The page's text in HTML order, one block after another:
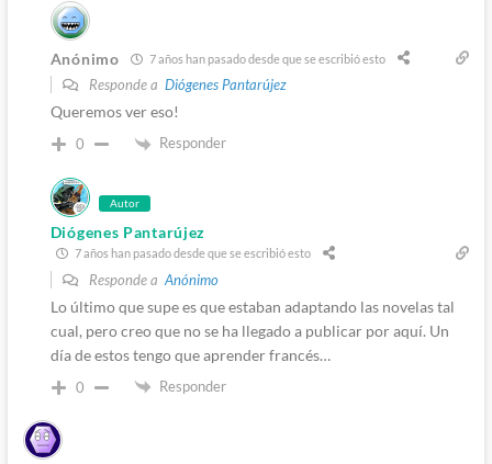
Anónimo 7 años han pasado desde que se escribió esto
Responde a Diógenes Pantarújez
Queremos ver eso!
0 Responder
Autor
Diógenes Pantarújez
7 años han pasado desde que se escribió esto
Responde a Anónimo
Lo último que supe es que estaban adaptando las novelas tal
cual, pero creo que no se ha llegado a publicar por aquí. Un
día de estos tengo que aprender francés…
0 Responder